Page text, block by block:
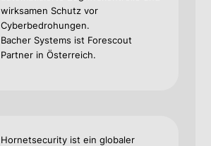
wirksamen Schutz vor
Cyberbedrohungen.
Bacher Systems ist Forescout
Partner in Österreich.
Hornetsecurity ist ein globaler